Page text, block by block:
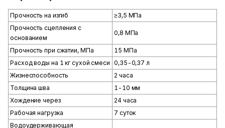
Прочность на изгиб
≥3,5 МПа
Прочность сцепления с
основанием
0,8 МПа
Прочность при сжатии, МПа
15 МПа
Расход воды на 1 кг сухой смеси 0,35-0,37 л
Жизнеспособность
2 часа
Толщина шва
1-10 мм
Хождение через
24 часа
Рабочая нагрузка
7 суток
Водоудерживающая